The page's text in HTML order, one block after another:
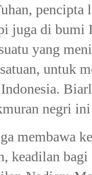
pencipta
juga di bumi
yang
untuk
negri
membawa
keadilan